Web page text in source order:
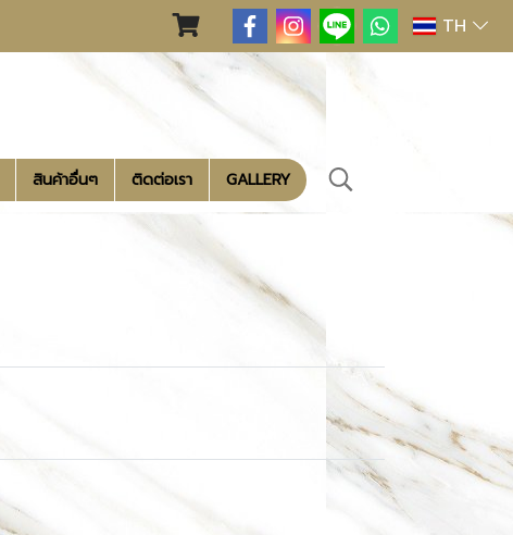
TH
สินค้าอื่นๆ ติดต่อเรา GALLERY